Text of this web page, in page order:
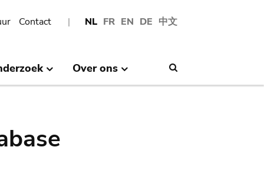
NL FR EN DE 中文
Contact
Over ons